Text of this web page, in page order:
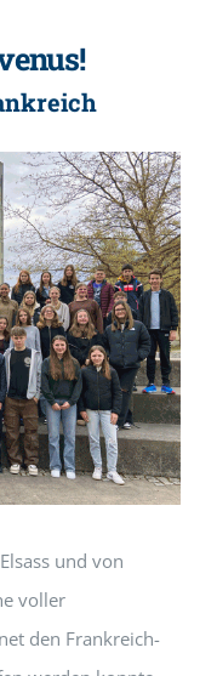
und von
voller
den Frankreich-